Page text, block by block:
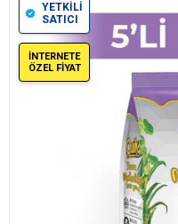
YETKİLİ
SATICI
İNTERNETE
ÖZEL FİYAT